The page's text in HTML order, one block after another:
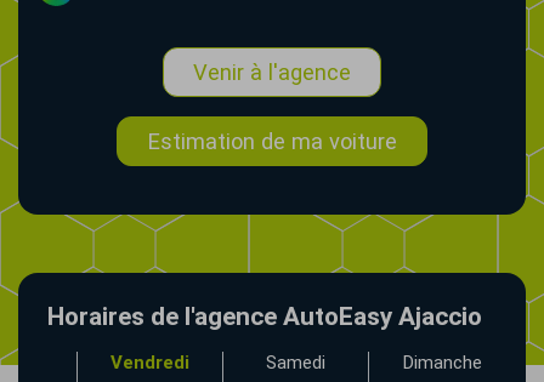
Venir à l'agence
Estimation de ma voiture
Horaires de l'agence AutoEasy Ajaccio
Vendredi
Samedi
Dimanche